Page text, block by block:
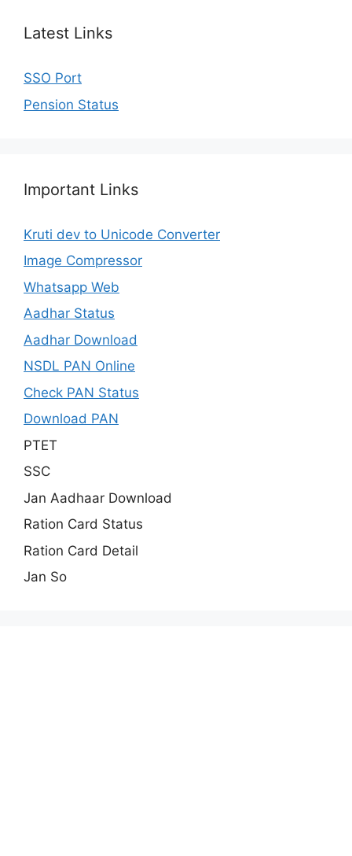
Latest Links
SSO Port
Pension Status
Important Links
Kruti dev to Unicode Converter
Image Compressor
Whatsapp Web
Aadhar Status
Aadhar Download
NSDL PAN Online
Check PAN Status
Download PAN
PTET
SSC
Jan Aadhaar Download
Ration Card Status
Ration Card Detail
Jan So